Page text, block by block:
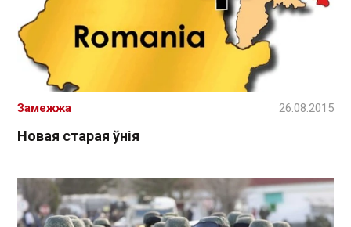
Новая старая ўнія
Замежжа 26.08.2015